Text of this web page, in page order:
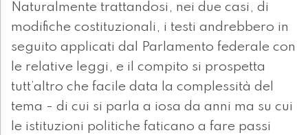
Naturalmente trattandosi, nei due casi, di
modifiche costituzionali, i testi andrebbero in
seguito applicati dal Parlamento federale con
le relative leggi, e il compito si prospetta
tutt’altro che facile data la complessità del
tema - di cui si parla a iosa da anni ma su cui
le istituzioni politiche faticano a fare passi